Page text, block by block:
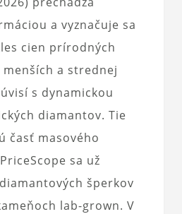
a vyznačuje sa
cien prírodných
menších a strednej
s dynamickou
diamantov. Tie
časť masového
sa už
šperkov
lab-grown. V